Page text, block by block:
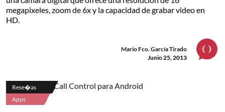
megapixeles, zoom de 6x y la capacidad de grabar video en
HD.
Mario Fco. García Tirado
Junio 25, 2013
Rese�as
Apps